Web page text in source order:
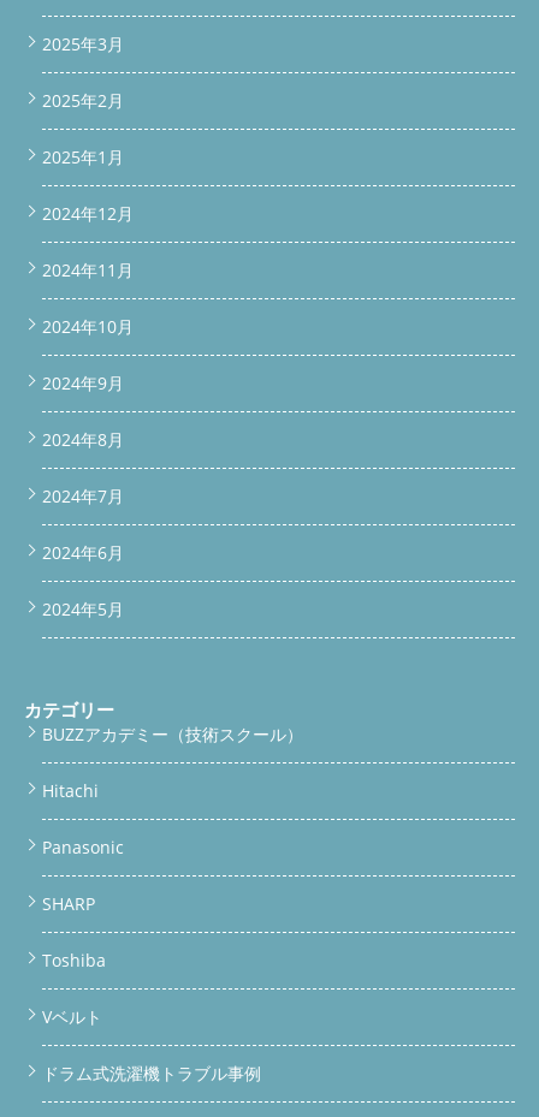
2025年3月
2025年2月
2025年1月
2024年12月
2024年11月
2024年10月
2024年9月
2024年8月
2024年7月
2024年6月
2024年5月
カテゴリー
BUZZアカデミー（技術スクール）
Hitachi
Panasonic
SHARP
Toshiba
Vベルト
ドラム式洗濯機トラブル事例